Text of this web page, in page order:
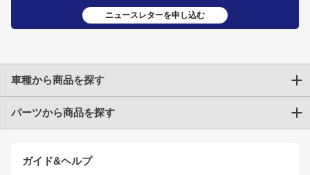
ニュースレターを申し込む
ガイド&ヘルプ
車種から商品を探す
トヨタ
JZX90 CHASER
パーツから商品を探す
エアロシリーズ